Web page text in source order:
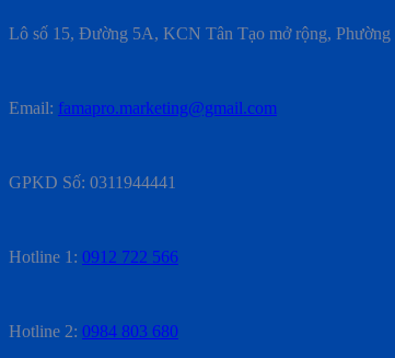
Lô số 15, Đường 5A, KCN Tân Tạo mở rộng,
Email: famapro.marketing@gmail.com
GPKD Số: 0311944441
Hotline 1: 0912 722 566
Hotline 2: 0984 803 680